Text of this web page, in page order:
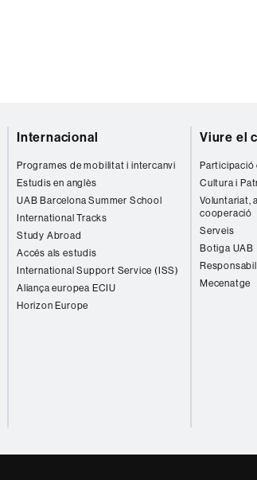
Internacional
Programes de mobilitat i intercanvi
Estudis en anglès
UAB Barcelona Summer School
International Tracks
Study Abroad
Accés als estudis
International Support Service (ISS)
Aliança europea ECIU
Horizon Europe
Viure el
Participació
Cultura i
Voluntariat,
cooperació
Serveis
Botiga UAB
Mecenatge